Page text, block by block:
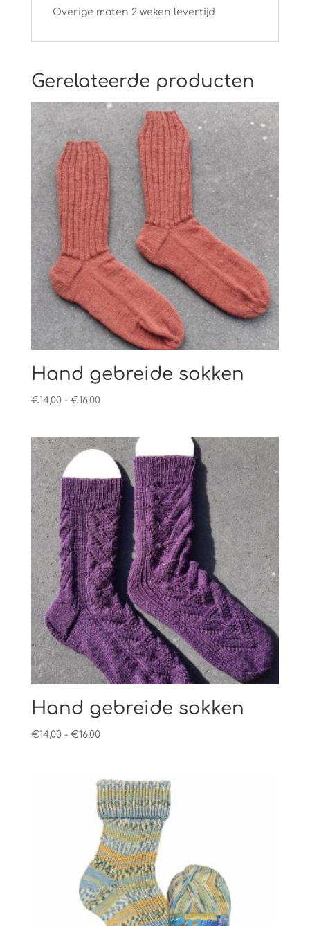
Overige maten 2 weken levertijd
Gerelateerde producten
Hand gebreide sokken
€14,00 - €16,00Prijsklasse:
€16,00
Hand gebreide sokken
€14,00 - €16,00Prijsklasse:
€16,00